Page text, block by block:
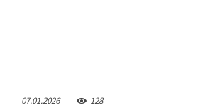
07.01.2026 128